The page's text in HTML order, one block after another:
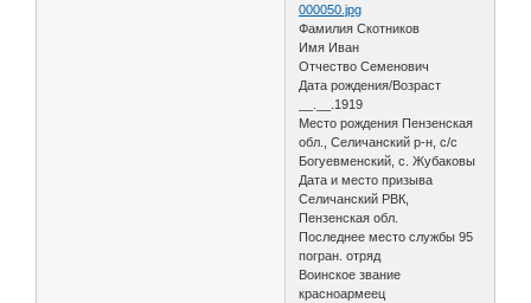
000050.jpg
Фамилия Скотников
Имя Иван
Отчество Семенович
Дата рождения/Возраст
__.__.1919
Место рождения Пензенская
обл., Селичанский р-н, с/с
Богуевменский, с. Жубаковы
Дата и место призыва
Селичанский РВК,
Пензенская обл.
Последнее место службы 95
погран. отряд
Воинское звание
красноармеец